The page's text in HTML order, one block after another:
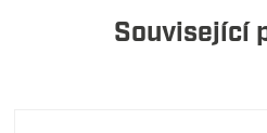
Související